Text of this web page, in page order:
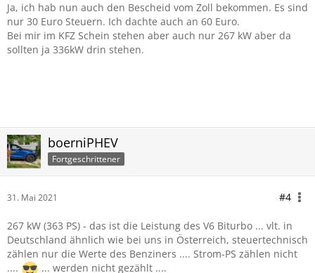
Ja, ich hab nun auch den Bescheid vom Zoll bekommen. Es sind
nur 30 Euro Steuern. Ich dachte auch an 60 Euro.
Bei mir im KFZ Schein stehen aber auch nur 267 kW aber da
sollten ja 336kW drin stehen.
boerniPHEV
Fortgeschrittener
31. Mai 2021 #4
267 kW (363 PS) - das ist die Leistung des V6 Biturbo ... vlt. in
Deutschland ähnlich wie bei uns in Österreich, steuertechnisch
zählen nur die Werte des Benziners .... Strom-PS zählen nicht
....
... werden nicht gezählt ....